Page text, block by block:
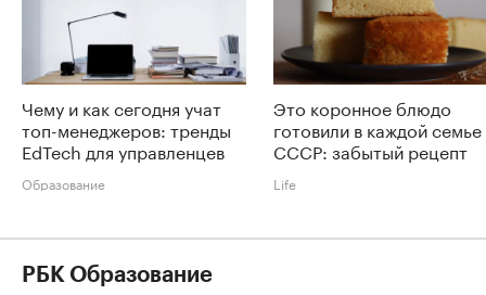
Чему и как сегодня учат
топ-менеджеров: тренды
EdTech для управленцев
Образование
Это коронное блюдо
готовили в каждой семье
СССР: забытый рецепт
Life
РБК Образование